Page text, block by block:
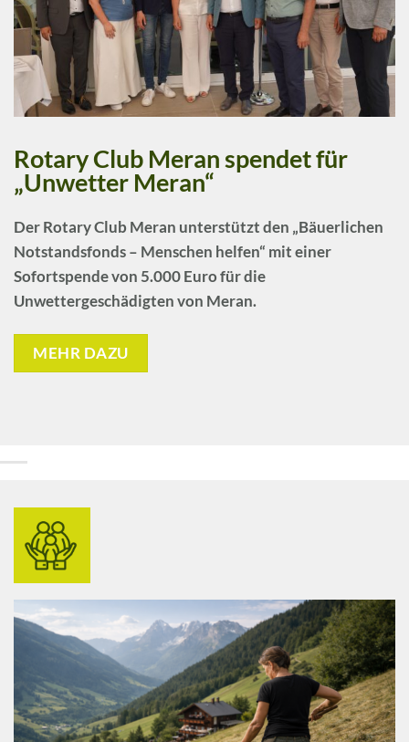
Rotary Club Meran spendet für
„Unwetter Meran“
DerRotary Club Meran unterstützt den „Bäuerlichen
Notstandsfonds – Menschen helfen“ mit einer
Sofortspende von 5.000 Euro für die
Unwettergeschädigten von Meran.
MEHR DAZU